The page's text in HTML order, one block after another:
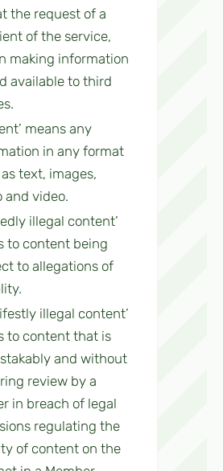
the request of a
of the service,
making information
available to third
means any
in any format
text, images,
and video.
illegal content’
to content being
to allegations of
illegal content’
to content that is
and without
review by a
in breach of legal
regulating the
of content on the